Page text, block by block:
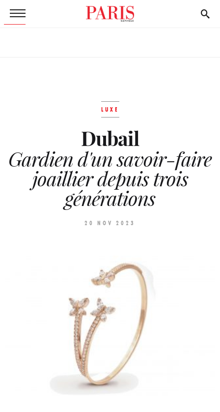
LUXE
Dubail
Gardien d'un savoir-faire
joaillier depuis trois
générations
20 NOV 2023